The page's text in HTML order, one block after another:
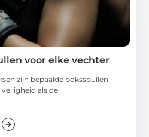
voor elke vechter
zijn bepaalde boksspullen
als de